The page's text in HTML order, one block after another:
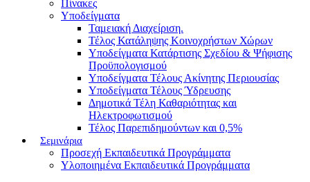
Πίνακες
Υποδείγματα
Ταμειακή Διαχείριση.
Τέλος Κατάληψης Κοινοχρήστων Χώρων
Υποδείγματα Κατάρτισης Σχεδίου & Ψήφισης
Προϋπολογισμού
Υποδείγματα Τέλους Ακίνητης Περιουσίας
Υποδείγματα Τέλους Ύδρευσης
Δημοτικά Τέλη Καθαριότητας και
Ηλεκτροφωτισμού
Τέλος Παρεπιδημούντων και 0,5%
Σεμινάρια
Προσεχή Εκπαιδευτικά Προγράμματα
Υλοποιημένα Εκπαιδευτικά Προγράμματα